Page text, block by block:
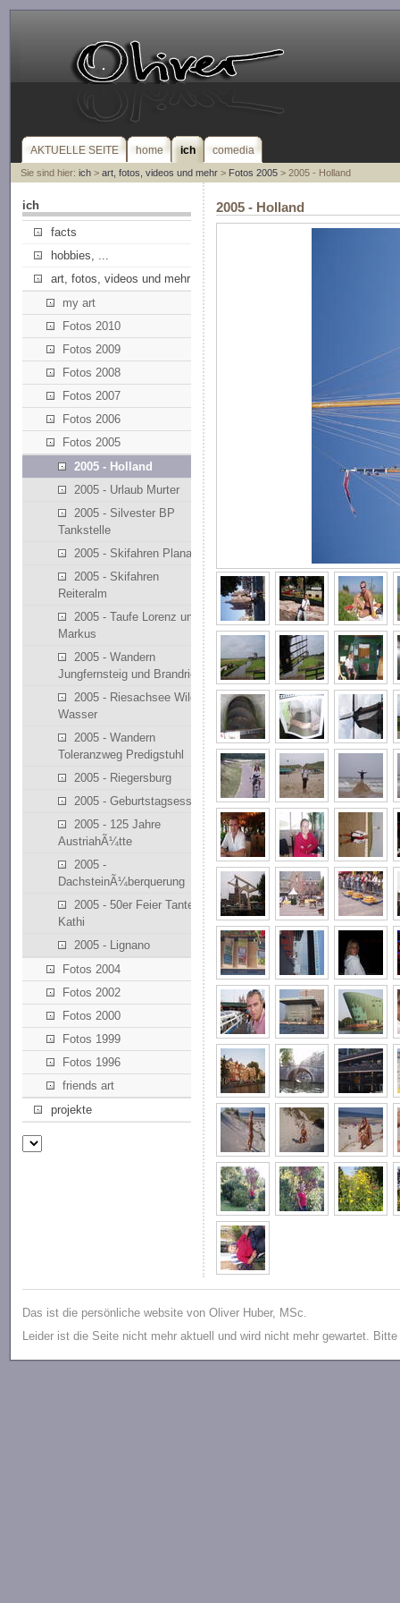
AKTUELLE SEITE home ich comedia
Sie sind hier: ich> art, fotos, videos und mehr> Fotos 2005> 2005 - Holland
ich
facts
hobbies, ...
art, fotos, videos und mehr
my art
Fotos 2010
Fotos 2009
Fotos 2008
Fotos 2007
Fotos 2006
Fotos 2005
2005 - Holland
2005 - Urlaub Murter
2005 - Silvester BP
Tankstelle
2005 - Skifahren Planai
2005 - Skifahren
Reiteralm
2005 - Taufe Lorenz und
Markus
2005 - Wandern
Jungfernsteig und Brandriedl
2005 - Riesachsee Wilde
Wasser
2005 - Wandern
Toleranzweg Predigstuhl
2005 - Riegersburg
2005 - Geburtstagsessen
2005 - 125 Jahre
AustriahÃ¼tte
2005 -
DachsteinÃ¼berquerung
2005 - 50er Feier Tante
Kathi
2005 - Lignano
Fotos 2004
Fotos 2002
Fotos 2000
Fotos 1999
Fotos 1996
friends art
projekte
2005 - Holland
Das ist die persönliche website von Oliver Huber, MSc.
Leider ist die Seite nicht mehr aktuell und wird nicht mehr gewartet.